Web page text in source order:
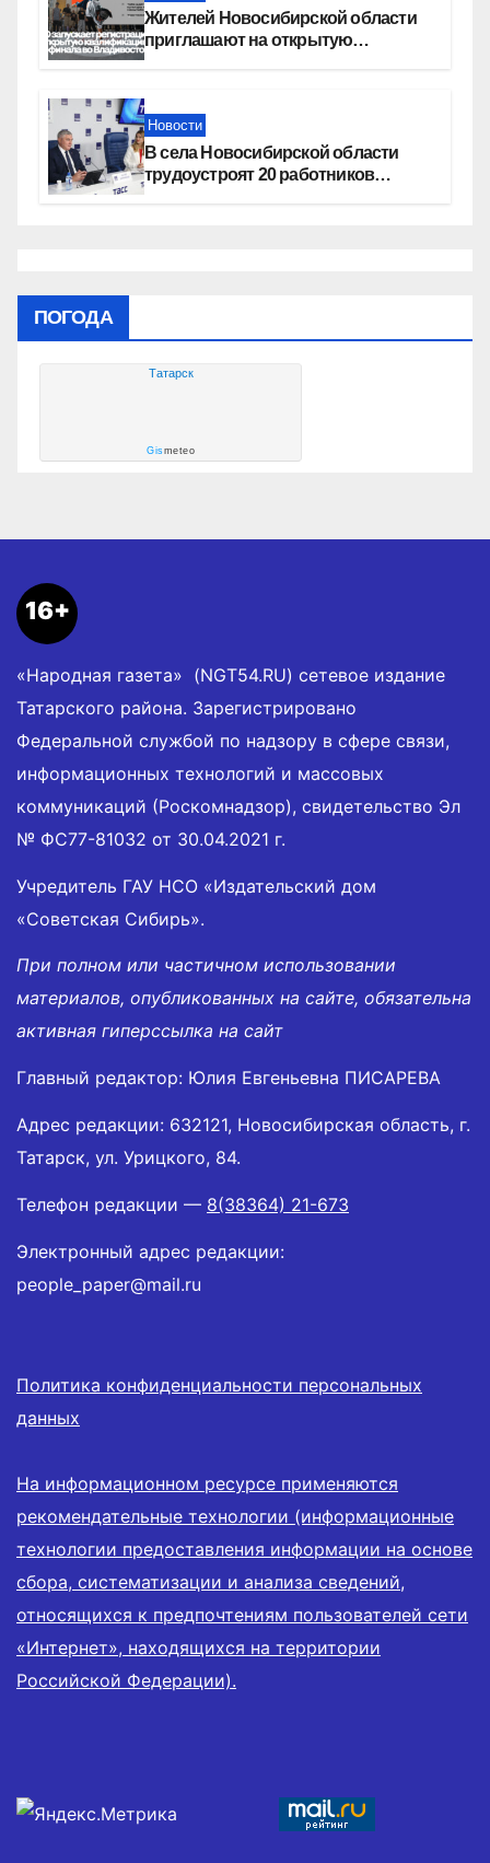
Жителей Новосибирской области
приглашают на открытую
Новости
В села Новосибирской области
трудоустроят 20 работников
ПОГОДА
Татарск
Gismeteo
16+
«Народная газета» (NGT54.RU) сетевое издание
Татарского района. Зарегистрировано
Федеральной службой по надзору в сфере связи,
информационных технологий и массовых
коммуникаций (Роскомнадзор), свидетельство Эл
№ ФС77-81032 от 30.04.2021 г.
Учредитель ГАУ НСО «Издательский дом
«Советская Сибирь».
При полном или частичном использовании
материалов, опубликованных на сайте, обязательна
активная гиперссылка на сайт
Главный редактор: Юлия Евгеньевна ПИСАРЕВА
Адрес редакции: 632121, Новосибирская область, г.
Татарск, ул. Урицкого, 84.
Телефон редакции — 8(38364) 21-673
Электронный адрес редакции:
people_paper@mail.ru
Политика конфиденциальности персональных
данных
На информационном ресурсе применяются
рекомендательные технологии (информационные
технологии предоставления информации на основе
сбора, систематизации и анализа сведений,
относящихся к предпочтениям пользователей сети
«Интернет», находящихся на территории
Российской Федерации).